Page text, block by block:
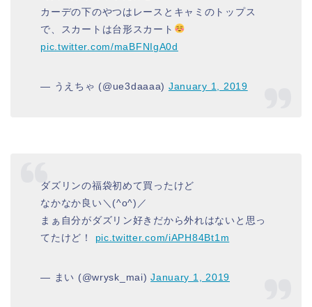
カーデの下のやつはレースとキャミのトップス
で、スカートは台形スカート
pic.twitter.com/maBFNIgA0d
— うえちゃ (@ue3daaaa) January 1, 2019
ダズリンの福袋初めて買ったけど
なかなか良い＼(^o^)／
まぁ自分がダズリン好きだから外れはないと思っ
てたけど！ pic.twitter.com/iAPH84Bt1m
— まい (@wrysk_mai)January 1, 2019